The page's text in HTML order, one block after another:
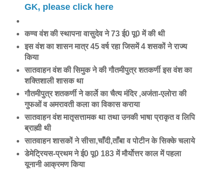
GK, please click here
कण्व वंश की स्थापना वासुदेव ने 73 ई0 पू0 में की थी
इस वंश का शासन मात्र 45 वर्ष रहा जिसमें 4 शसकों ने राज्य
किया
सातवाहन वंश की सिमुक ने की गौतमीपुत्र शतकर्णी इस वंश का
शक्तिशाली शासक था
गौतमीपुत्र शतकर्णी ने कार्ले का चैत्य मंदिर ,अजंता-एलोरा की
गुफओं व अमरावती कला का विकास कराया
सातवाहन वंश मातृसत्तामक था तथा उनकी भाषा प्राकृत व लिपि
ब्राह्मी थी
सातवाहन शासकों ने सीसा,चाँदी,ताँबा व पोटीन के सिक्के चलाये
डेमेट्रियस-प्रथम ने ई0 पू0 183 में मौर्योत्तर काल में पहला
यूनानी आक्रमण किया